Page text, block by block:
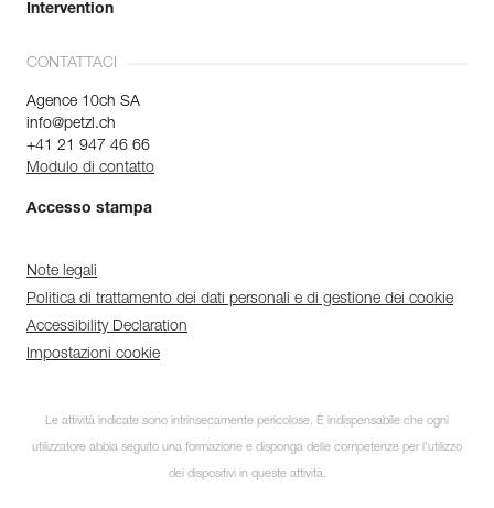
Intervention
CONTATTACI
Agence 10ch SA
info@petzl.ch
+41 21 947 46 66
Modulo di contatto
Accesso stampa
Note legali
Politica di trattamento dei dati personali e di gestione dei cookie
Accessibility Declaration
Impostazioni cookie
Le attività indicate sono intrinsecamente pericolose. È indispensabile che ogni
utilizzatore abbia seguito una formazione e disponga delle competenze per l’utilizzo
dei dispositivi in queste attività.